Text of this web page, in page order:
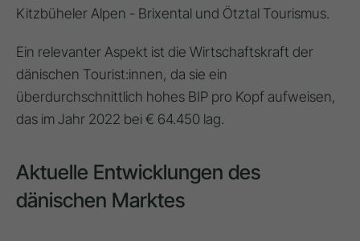
Kitzbüheler Alpen - Brixental und Ötztal Tourismus.
Ein relevanter Aspekt ist die Wirtschaftskraft der
dänischen Tourist:innen, da sie ein
überdurchschnittlich hohes BIP pro Kopf aufweisen,
das im Jahr 2022 bei € 64.450 lag.
Aktuelle Entwicklungen des
dänischen Marktes